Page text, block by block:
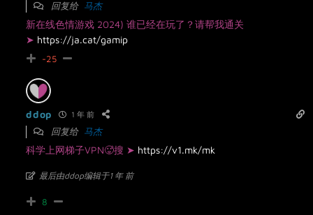
回复给 马杰
新在线色情游戏 2024) 谁已经在玩了？请帮我通关
➤ https://ja.cat/gamip
-25
ddop 1 年 前
回复给 马杰
科学上网梯子VPN🥵搜 ➤ https://v1.mk/mk
最后由ddop编辑于1 年 前
8